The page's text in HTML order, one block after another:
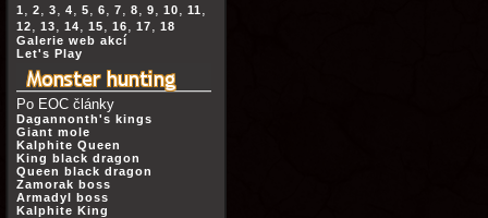
1 , 2, 3, 4, 5, 6, 7, 8, 9, 10, 11 ,
12, 13, 14, 15, 16, 17, 18
Galerie web akcí
Let's Play
Po EOC články
Dagannonth's kings
Giant mole
Kalphite Queen
King black dragon
Queen black dragon
Zamorak boss
Armadyl boss
Kalphite King